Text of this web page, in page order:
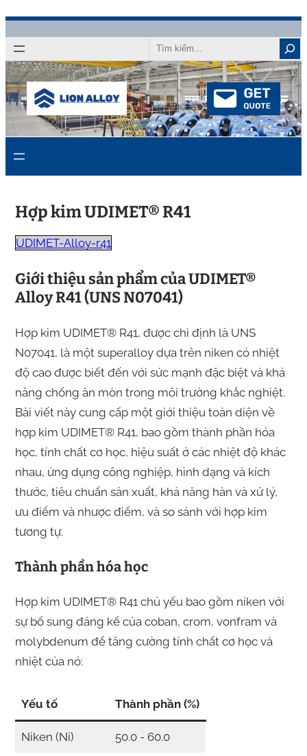
đến
nội
dung
Tìm
kiếm
Hợp kim UDIMET® R41
UDIMET-Alloy-r41
Giới thiệu sản phẩm của UDIMET®
Alloy R41 (UNS N07041)
Hợp kim UDIMET® R41, được chỉ định là UNS
N07041, là một superalloy dựa trên niken có nhiệt
độ cao được biết đến với sức mạnh đặc biệt và khả
năng chống ăn mòn trong môi trường khắc nghiệt.
Bài viết này cung cấp một giới thiệu toàn diện về
hợp kim UDIMET® R41, bao gồm thành phần hóa
học, tính chất cơ học, hiệu suất ở các nhiệt độ khác
nhau, ứng dụng công nghiệp, hình dạng và kích
thước, tiêu chuẩn sản xuất, khả năng hàn và xử lý,
ưu điểm và nhược điểm, và so sánh với hợp kim
tương tự.
Thành phần hóa học
Hợp kim UDIMET® R41 chủ yếu bao gồm niken với
sự bổ sung đáng kể của coban, crom, vonfram và
molybdenum để tăng cường tính chất cơ học và
nhiệt của nó:
Yếu tố Thành phần (%)
Niken (Ni) 50.0 - 60.0